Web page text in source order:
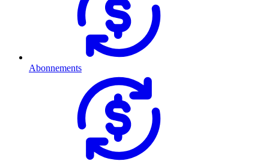
Abonnements